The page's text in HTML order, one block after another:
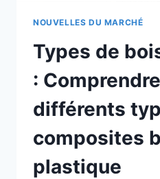
NOUVELLES DU MARCHÉ
Types de
:
différents
composites
plastique